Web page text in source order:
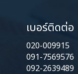
เบอร์ติดต่อ
020-009915
091-7569576
092-2639489